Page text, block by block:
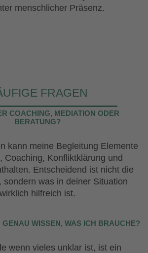
menschlicher Präsenz.
FRAGEN
COACHING, MEDIATION ODER
BERATUNG?
kann meine Begleitung Elemente
Coaching, Konfliktklärung und
Entscheidend ist nicht die
sondern was in deiner Situation
wirklich hilfreich ist.
GENAU WISSEN, WAS ICH BRAUCHE?
wenn vieles unklar ist, ist ein